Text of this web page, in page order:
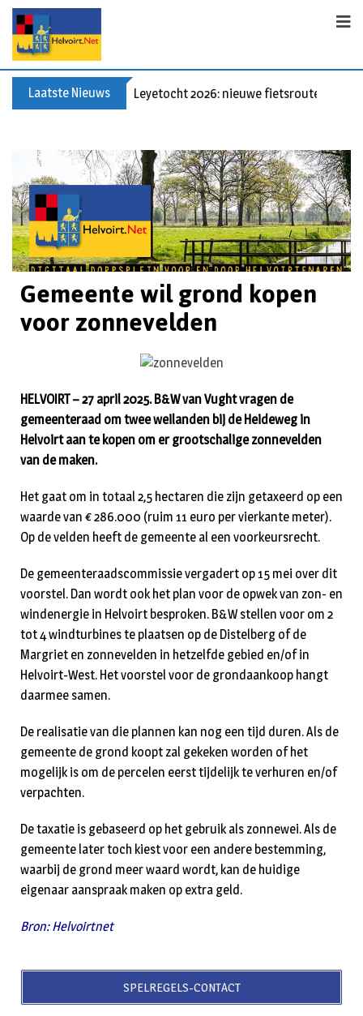
Laatste Nieuws Leyetocht 2026: nieuwe fietsroutes
Gemeente wil grond kopen
voor zonnevelden
HELVOIRT – 27 april 2025. B&W van Vught vragen de
gemeenteraad om twee weilanden bij de Heideweg in
Helvoirt aan te kopen om er grootschalige zonnevelden
van de maken.
Het gaat om in totaal 2,5 hectaren die zijn getaxeerd op een
waarde van € 286.000 (ruim 11 euro per vierkante meter).
Op de velden heeft de gemeente al een voorkeursrecht.
De gemeenteraadscommissie vergadert op 15 mei over dit
voorstel. Dan wordt ook het plan voor de opwek van zon- en
windenergie in Helvoirt besproken. B&W stellen voor om 2
tot 4 windturbines te plaatsen op de Distelberg of de
Margriet en zonnevelden in hetzelfde gebied en/of in
Helvoirt-West. Het voorstel voor de grondaankoop hangt
daarmee samen.
De realisatie van die plannen kan nog een tijd duren. Als de
gemeente de grond koopt zal gekeken worden of het
mogelijk is om de percelen eerst tijdelijk te verhuren en/of
verpachten.
De taxatie is gebaseerd op het gebruik als zonnewei. Als de
gemeente later toch kiest voor een andere bestemming,
waarbij de grond meer waard wordt, kan de huidige
eigenaar aanspraak maken op extra geld.
Bron: Helvoirtnet
SPELREGELS-CONTACT